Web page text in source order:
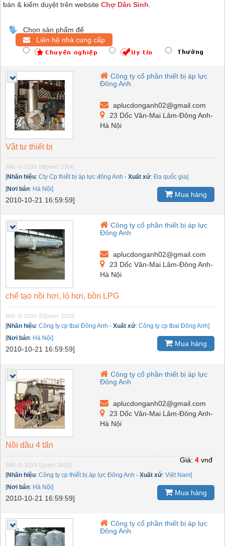
bán & kiểm duyệt trên website Chợ Dân Sinh.
Chọn sản phẩm để
Liên hệ nhà cung cấp
Công ty cổ phần thiết bị áp lực
Đông Anh
aplucdonganh02@gmail.com
23 Dốc Vân-Mai Lâm-Đông Anh-
Hà Nội
Vật tư thiết bị
[Mã: G-3193-18] [xem: 2364]
[Nhãn hiệu: Cty Cp thiết bị áp lực đông Anh - Xuất xứ: Đa quốc gia]
[Nơi bán: Hà Nội]
2010-10-21 16:59:59]
Mua hàng
Công ty cổ phần thiết bị áp lực
Đông Anh
aplucdonganh02@gmail.com
23 Dốc Vân-Mai Lâm-Đông Anh-
Hà Nội
chế tạo nồi hơi, lò hơi, bồn LPG
[Mã: G-3193-32] [xem: 2226]
[Nhãn hiệu: Công ty cp tbal Đông Anh - Xuất xứ: Công ty cp tbal Đông Anh]
[Nơi bán: Hà Nội]
2010-10-21 16:59:59]
Mua hàng
Công ty cổ phần thiết bị áp lực
Đông Anh
aplucdonganh02@gmail.com
23 Dốc Vân-Mai Lâm-Đông Anh-
Hà Nội
Nồi dầu 4 tấn
[Mã: G-3193-1] [xem: 2619]
[Nhãn hiệu: Công ty cp thiết bị áp lực Đông Anh - Xuất xứ: Việt Nam]
[Nơi bán: Hà Nội]
2010-10-21 16:59:59]
Giá: 4 vnđ
Mua hàng
Công ty cổ phần thiết bị áp lực
Đông Anh